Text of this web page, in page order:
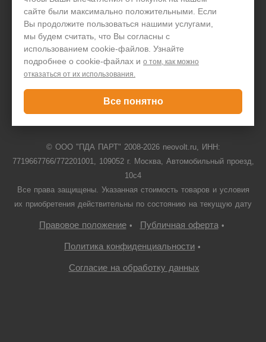
сайте были максимально положительными. Если
Вы продолжите пользоваться нашими услугами,
мы будем считать, что Вы согласны с
использованием cookie-файлов. Узнайте
подробнее о cookie-файлах и о том, как можно
отказаться от их использования.
Все понятно
Задать вопрос
+7 495 646 1257
© ООО "ПДА ПАРТ" 2008-2026neovolt.ru, ИНН:
7719667766/772201001, 109052 г. Москва, Автомобильный проезд,
10с4
Все права защищены. Указанная стоимость товаров и условия
их приобретения действительны по состоянию на текущую дату
Правовое положение• Публичная оферта•
Политика конфиденциальности •
Согласие на обработку данных